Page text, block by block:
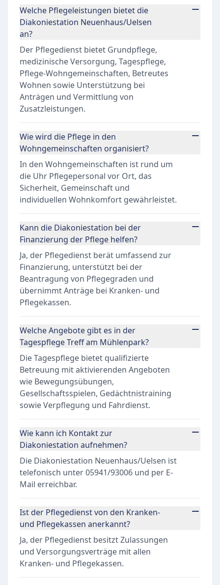
Welche Pflegeleistungen bietet die
Diakoniestation Neuenhaus/Uelsen
an?
Der Pflegedienst bietet Grundpflege,
medizinische Versorgung, Tagespflege,
Pflege-Wohngemeinschaften, Betreutes
Wohnen sowie Unterstützung bei
Anträgen und Vermittlung von
Zusatzleistungen.
Wie wird die Pflege in den
Wohngemeinschaften organisiert?
In den Wohngemeinschaften ist rund um
die Uhr Pflegepersonal vor Ort, das
Sicherheit, Gemeinschaft und
individuellen Wohnkomfort gewährleistet.
Kann die Diakoniestation bei der
Finanzierung der Pflege helfen?
Ja, der Pflegedienst berät umfassend zur
Finanzierung, unterstützt bei der
Beantragung von Pflegegraden und
übernimmt Anträge bei Kranken- und
Pflegekassen.
Welche Angebote gibt es in der
Tagespflege Treff am Mühlenpark?
Die Tagespflege bietet qualifizierte
Betreuung mit aktivierenden Angeboten
wie Bewegungsübungen,
Gesellschaftsspielen, Gedächtnistraining
sowie Verpflegung und Fahrdienst.
Wie kann ich Kontakt zur
Diakoniestation aufnehmen?
Die Diakoniestation Neuenhaus/Uelsen ist
telefonisch unter 05941/93006 und per E-
Mail erreichbar.
Ist der Pflegedienst von den Kranken-
und Pflegekassen anerkannt?
Ja, der Pflegedienst besitzt Zulassungen
und Versorgungsverträge mit allen
Kranken- und Pflegekassen.